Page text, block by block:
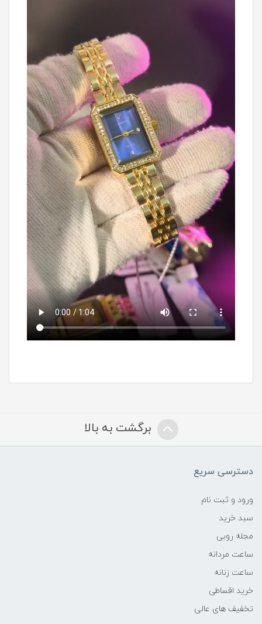
برگشت به بالا
دسترسی سریع
ورود و ثبت نام
سبد خرید
مجله روبی
ساعت مردانه
ساعت زنانه
خرید اقساطی
تخفیف های عالی